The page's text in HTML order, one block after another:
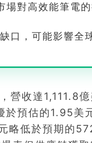
對高效能筆電
口，可能影響全
收達1,111.8億
預估的1.95美
略低於預期的